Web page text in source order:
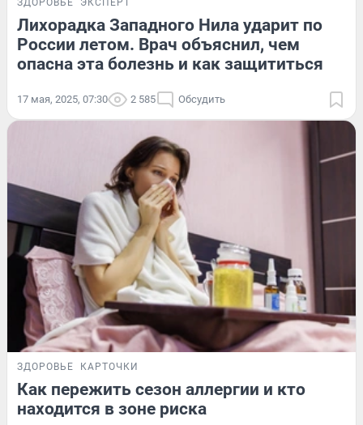
Лихорадка Западного Нила ударит по
России летом. Врач объяснил, чем
опасна эта болезнь и как защититься
17 мая, 2025, 07:30 2 585 Обсудить
ЗДОРОВЬЕ КАРТОЧКИ
Как пережить сезон аллергии и кто
находится в зоне риска